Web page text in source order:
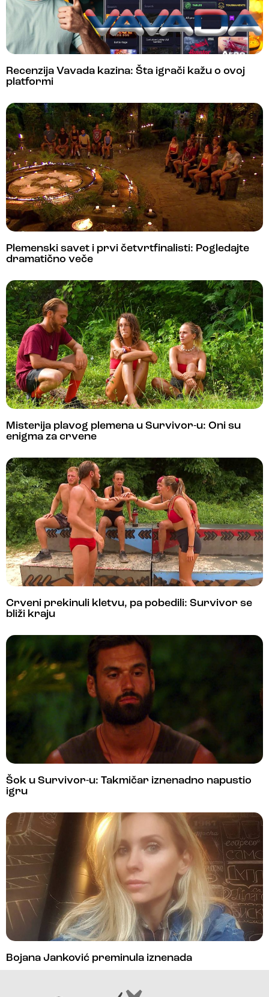
Recenzija Vavada kazina: Šta igrači kažu o ovoj
platformi
Plemenski savet i prvi četvrtfinalisti: Pogledajte
dramatično veče
Misterija plavog plemena u Survivor-u: Oni su
enigma za crvene
Crveni prekinuli kletvu, pa pobedili: Survivor se
bliži kraju
Šok u Survivor-u: Takmičar iznenadno napustio
igru
Bojana Janković preminula iznenada